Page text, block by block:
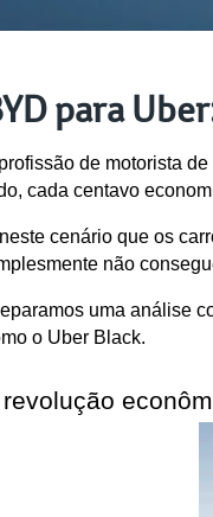
para
de motorista
cada centavo
cenário que os
não
uma análise
o Uber Black.
revolução